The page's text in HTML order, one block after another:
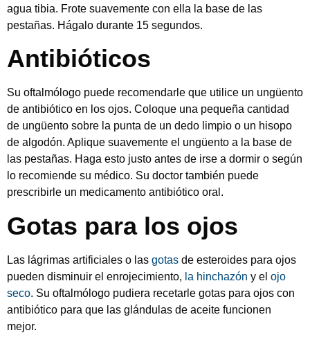
agua tibia. Frote suavemente con ella la base de las
pestañas. Hágalo durante 15 segundos.
Antibióticos
Su oftalmólogo puede recomendarle que utilice un ungüento
de antibiótico en los ojos. Coloque una pequeña cantidad
de ungüento sobre la punta de un dedo limpio o un hisopo
de algodón. Aplique suavemente el ungüento a la base de
las pestañas. Haga esto justo antes de irse a dormir o según
lo recomiende su médico. Su doctor también puede
prescribirle un medicamento antibiótico oral.
Gotas para los ojos
Las lágrimas artificiales o las gotas de esteroides para ojos
pueden disminuir el enrojecimiento, la hinchazón y el ojo
seco. Su oftalmólogo pudiera recetarle gotas para ojos con
antibiótico para que las glándulas de aceite funcionen
mejor.